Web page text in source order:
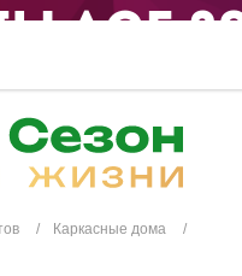
Каркасные дома